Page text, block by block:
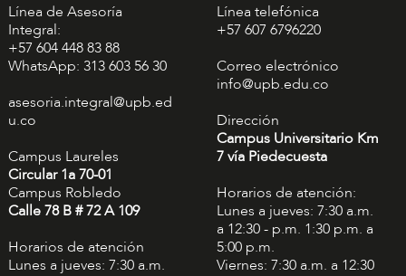
Línea de Asesoría
Integral:
+57 604 448 83 88
WhatsApp: 313 603 56 30
asesoria.integral@upb.ed
u.co
Campus Laureles
Circular 1a 70-01
Campus Robledo
Calle 78 B # 72 A 109
Horarios de atención
Lunes a jueves: 7:30 a.m.
Línea telefónica
+57 607 6796220
Correo electrónico
info@upb.edu.co
Dirección
Campus Universitario Km
7 vía Piedecuesta
Horarios de atención:
Lunes a jueves: 7:30 a.m.
a 12:30 - p.m. 1:30 p.m. a
5:00 p.m.
Viernes: 7:30 a.m. a 12:30